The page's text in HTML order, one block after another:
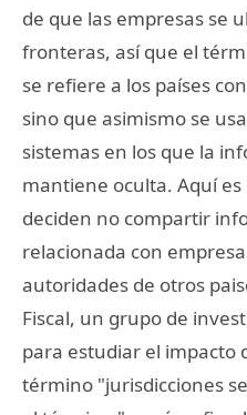
de que las empresas se
fronteras, así que el
se refiere a los países
sino que asimismo se
sistemas en los que la
mantiene oculta. Aquí
deciden no compartir
relacionada con
autoridades de otros
Fiscal, un grupo de
para estudiar el impacto
término "jurisdicciones